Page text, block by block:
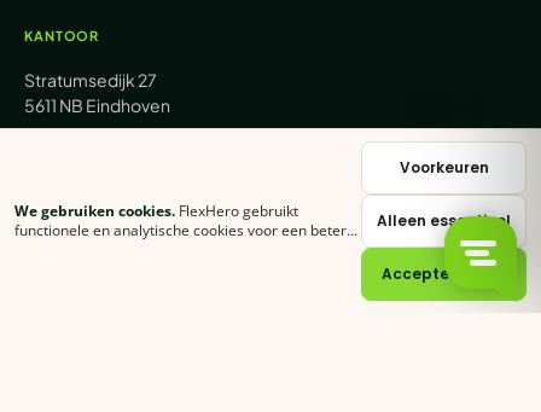
KANTOOR
Stratumsedijk 27
5611 NB Eindhoven
sales@flexhero.com
We gebruiken cookies. FlexHero gebruikt
functionele en analytische cookies voor een betere
Voorkeuren
Alleen essentieel
Accepteer alles